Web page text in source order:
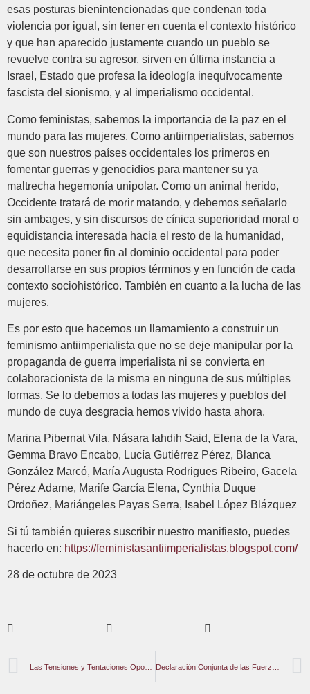
esas posturas bienintencionadas que condenan toda
violencia por igual, sin tener en cuenta el contexto histórico
y que han aparecido justamente cuando un pueblo se
revuelve contra su agresor, sirven en última instancia a
Israel, Estado que profesa la ideología inequívocamente
fascista del sionismo, y al imperialismo occidental.
Como feministas, sabemos la importancia de la paz en el
mundo para las mujeres. Como antiimperialistas, sabemos
que son nuestros países occidentales los primeros en
fomentar guerras y genocidios para mantener su ya
maltrecha hegemonía unipolar. Como un animal herido,
Occidente tratará de morir matando, y debemos señalarlo
sin ambages, y sin discursos de cínica superioridad moral o
equidistancia interesada hacia el resto de la humanidad,
que necesita poner fin al dominio occidental para poder
desarrollarse en sus propios términos y en función de cada
contexto sociohistórico. También en cuanto a la lucha de las
mujeres.
Es por esto que hacemos un llamamiento a construir un
feminismo antiimperialista que no se deje manipular por la
propaganda de guerra imperialista ni se convierta en
colaboracionista de la misma en ninguna de sus múltiples
formas. Se lo debemos a todas las mujeres y pueblos del
mundo de cuya desgracia hemos vivido hasta ahora.
Marina Pibernat Vila, Násara Iahdih Said, Elena de la Vara,
Gemma Bravo Encabo, Lucía Gutiérrez Pérez, Blanca
González Marcó, María Augusta Rodrigues Ribeiro, Gacela
Pérez Adame, Marife García Elena, Cynthia Duque
Ordoñez, Mariángeles Payas Serra, Isabel López Blázquez
Si tú también quieres suscribir nuestro manifiesto, puedes
hacerlo en: https://feministasantiimperialistas.blogspot.com/
28 de octubre de 2023